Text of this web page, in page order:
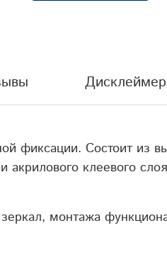
Дисклеймер
фиксации. Состоит из
клеевого
монтажа